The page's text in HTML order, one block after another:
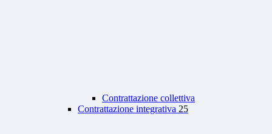
Contrattazione collettiva
Contrattazione integrativa 25